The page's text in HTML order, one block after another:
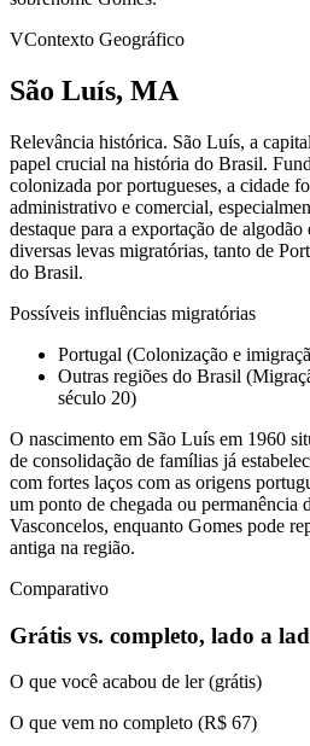
VContexto Geográfico
São Luís, MA
Relevância histórica. São Luís, a
papel crucial na história do Brasil.
colonizada por portugueses, a cidade
administrativo e comercial,
destaque para a exportação de
diversas levas migratórias, tanto de
do Brasil.
Possíveis influências migratórias
Portugal (Colonização e
Outras regiões do Brasil
século 20)
O nascimento em São Luís em 1960
de consolidação de famílias já
com fortes laços com as origens
um ponto de chegada ou permanência
Vasconcelos, enquanto Gomes pode
antiga na região.
Comparativo
Grátis vs. completo, lado a
O que você acabou de ler (grátis)
O que vem no completo (R$ 67)